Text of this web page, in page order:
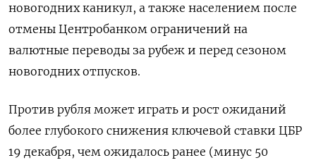
новогодних каникул, а также населением после
отмены Центробанком ограничений на
валютные переводы за рубеж и перед сезоном
новогодних отпусков.
Против рубля может играть и рост ожиданий
более глубокого снижения ключевой ставки ЦБР
19 декабря, чем ожидалось ранее (минус 50